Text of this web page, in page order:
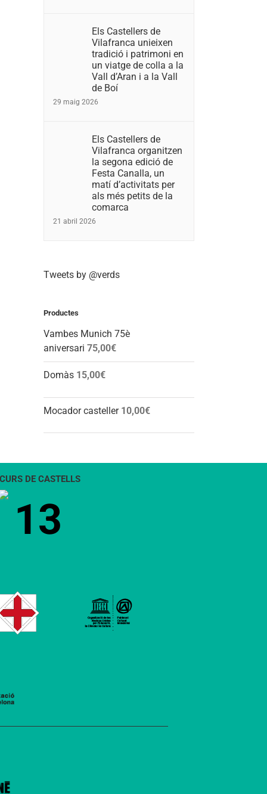
Els Castellers de
Vilafranca unieixen
tradició i patrimoni en
un viatge de colla a la
Vall d’Aran i a la Vall
de Boí
29 maig 2026
Els Castellers de
Vilafranca organitzen
la segona edició de
Festa Canalla, un
matí d’activitats per
als més petits de la
comarca
21 abril 2026
Tweets by @verds
Productes
Vambes Munich 75è
aniversari 75,00€
Domàs 15,00€
Mocador casteller 10,00€
DE CASTELLS
13